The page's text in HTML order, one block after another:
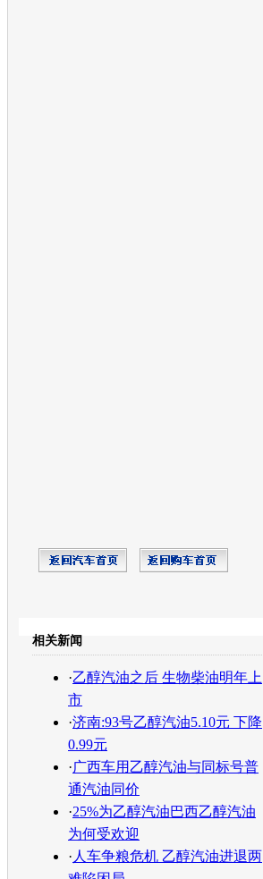
相关新闻
·乙醇汽油之后 生物柴油明年上
市
·济南:93号乙醇汽油5.10元 下降
0.99元
·广西车用乙醇汽油与同标号普
通汽油同价
·25%为乙醇汽油巴西乙醇汽油
为何受欢迎
· 人车争粮危机 乙醇汽油进退两